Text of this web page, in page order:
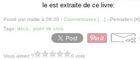
le est extraite de ce livre:
Posté par malile à 08:00 - Commentaires [ ] - Permalien [#]
Tags: déco point de croix
Vous aimez ? 0 vote